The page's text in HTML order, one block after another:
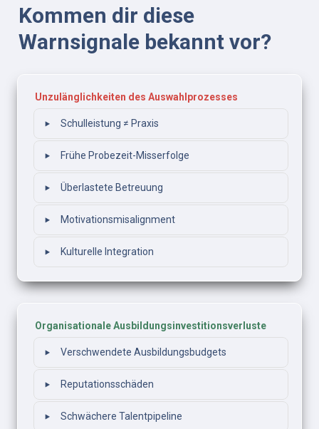
Kommen dir diese
Warnsignale bekannt vor?
Unzulänglichkeiten des Auswahlprozesses
‣ Schulleistung ≠ Praxis
‣ Frühe Probezeit-Misserfolge
‣ Überlastete Betreuung
‣ Motivationsmisalignment
‣ Kulturelle Integration
Organisationale Ausbildungsinvestitionsverluste
‣ Verschwendete Ausbildungsbudgets
‣ Reputationsschäden
‣ Schwächere Talentpipeline